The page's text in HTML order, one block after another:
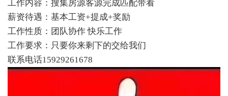
工作内容：搜集房源客源完成匹配带看
薪资待遇：基本工资+提成+奖励
工作性质：团队协作 快乐工作
工作要求：只要你来剩下的交给我们
联系电话15929261678